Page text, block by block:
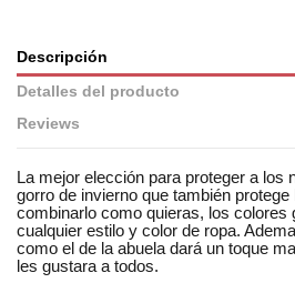
Descripción
Detalles del producto
Reviews
La mejor elección para proteger a los
gorro de invierno que también
combinarlo como quieras, los colores
cualquier estilo y color de ropa.
como el de la abuela dará un toque
les gustara a todos.